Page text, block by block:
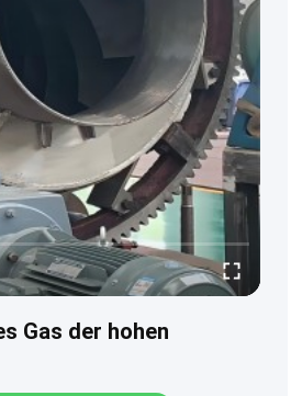
Gas der hohen